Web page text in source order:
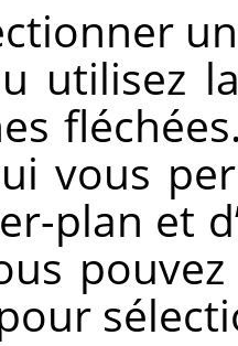
utilisez
vous
plan et